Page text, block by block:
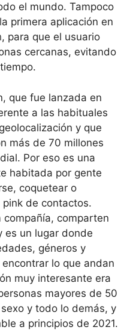
el mundo. Tampoco
primera aplicación en
para que el usuario
cercanas, evitando
que fue lanzada en
a las habituales
y que
más de 70 millones
Por eso es una
habitada por gente
coquetear o
de contactos.
comparten
es un lugar donde
géneros y
lo que andan
muy interesante era
mayores de 50
y todo lo demás, y
a principios de 2021.